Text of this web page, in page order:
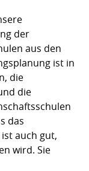
der
aus den
ist in
die
die
das
auch gut,
wird. Sie